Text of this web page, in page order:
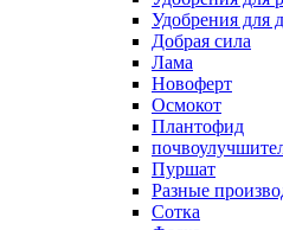
Удобрения для
Добрая сила
Лама
Новоферт
Осмокот
Плантофид
Пуршат
Разные
Сотка